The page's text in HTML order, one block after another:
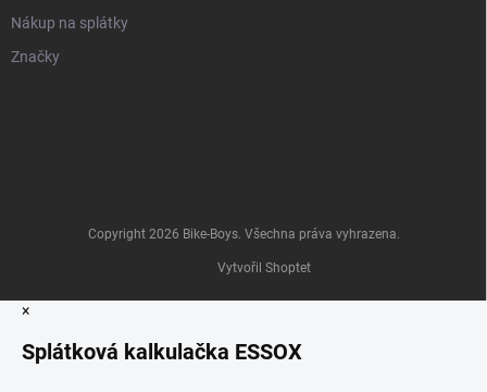
Nákup na splátky
Značky
Vytvořil Shoptet
Copyright 2026 Bike-Boys. Všechna práva vyhrazena.
×
Splátková kalkulačka ESSOX